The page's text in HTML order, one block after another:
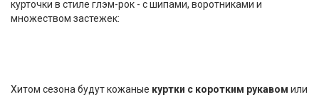
курточки в стиле глэм-рок - с шипами, воротниками и
множеством застежек:
Хитом сезона будут кожаные куртки с коротким рукавом или